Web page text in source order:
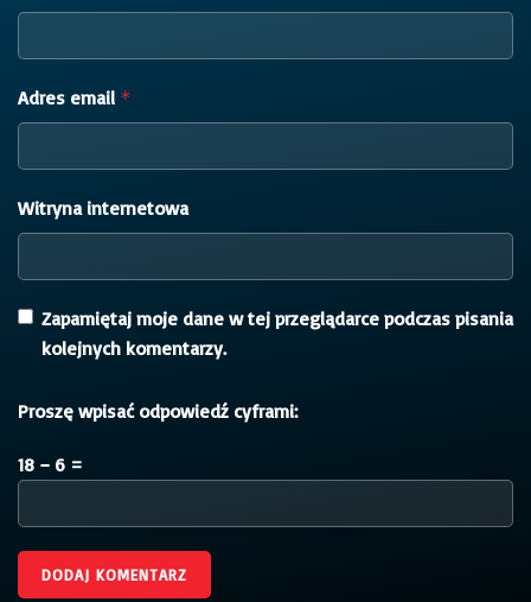
Adres email *
Witryna internetowa
Zapamiętaj moje dane w tej przeglądarce podczas pisania
kolejnych komentarzy.
Proszę wpisać odpowiedź cyframi:
18 − 6 =